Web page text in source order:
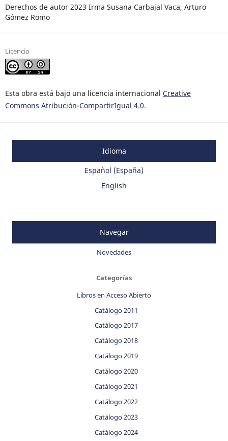
Derechos de autor 2023 Irma Susana Carbajal Vaca, Arturo
Gómez Romo
Licencia
Esta obra está bajo una licencia internacional Creative
Commons Atribución-CompartirIgual 4.0.
Idioma
Español (España)
English
Navegar
Novedades
Categorías
Libros en Acceso Abierto
Catálogo 2011
Catálogo 2017
Catálogo 2018
Catálogo 2019
Catálogo 2020
Catálogo 2021
Catálogo 2022
Catálogo 2023
Catálogo 2024